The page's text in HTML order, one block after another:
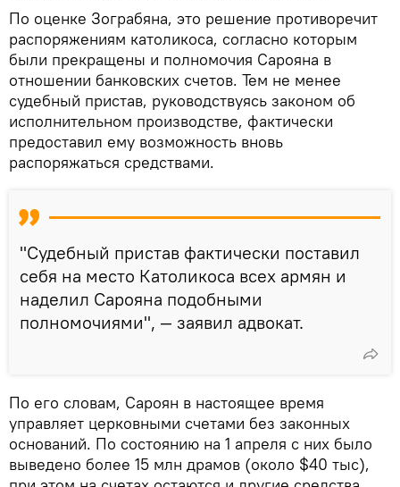
По оценке Зограбяна, это решение противоречит
распоряжениям католикоса, согласно которым
были прекращены и полномочия Сарояна в
отношении банковских счетов. Тем не менее
судебный пристав, руководствуясь законом об
исполнительном производстве, фактически
предоставил ему возможность вновь
распоряжаться средствами.
"Судебный пристав фактически поставил
себя на место Католикоса всех армян и
наделил Сарояна подобными
полномочиями", — заявил адвокат.
По его словам, Сароян в настоящее время
управляет церковными счетами без законных
оснований. По состоянию на 1 апреля с них было
выведено более 15 млн драмов (около $40 тыс),